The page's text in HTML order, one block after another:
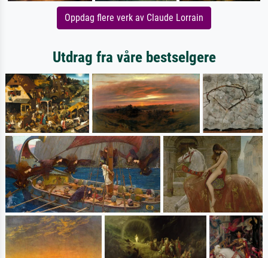
Oppdag flere verk av Claude Lorrain
Utdrag fra våre bestselgere